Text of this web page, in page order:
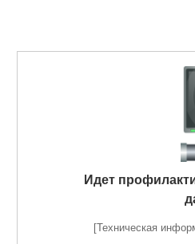
Идет
[Техническая